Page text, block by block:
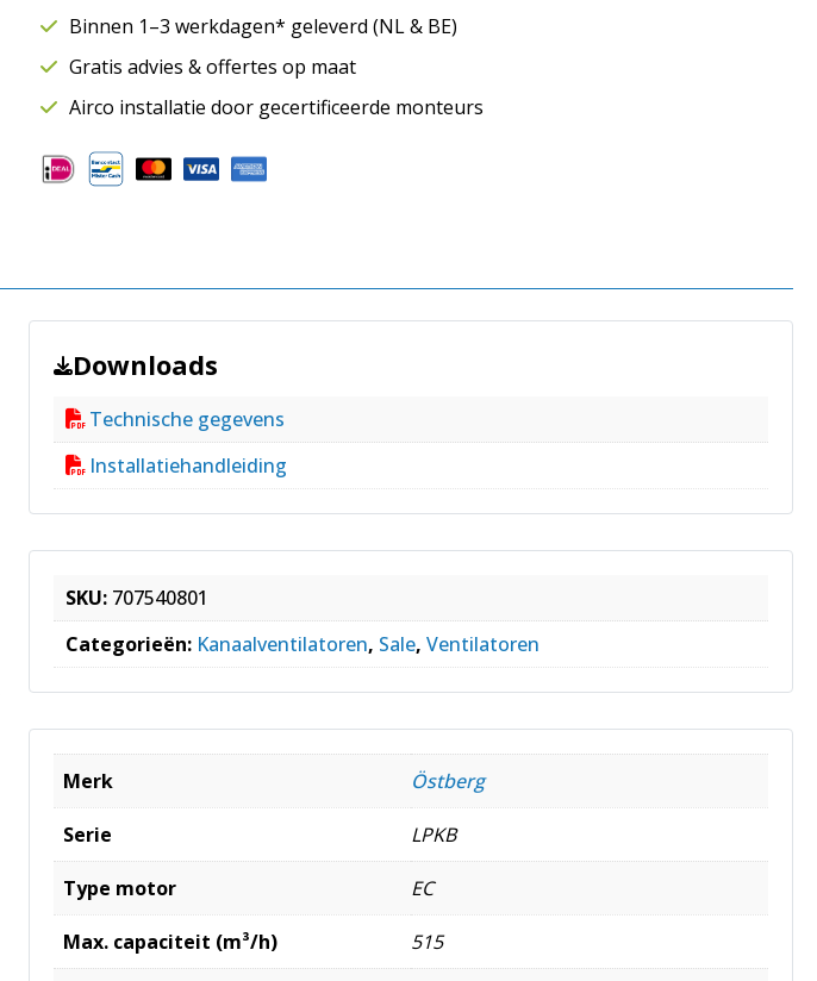
C1
kanaalventilator
Ø125
|
515
Binnen 1–3 werkdagen* geleverd (NL & BE)
Gratis advies & offertes op maat
Airco installatie door gecertificeerde monteurs
Downloads
Technische gegevens
Installatiehandleiding
SKU: 707540801
Categorieën: Kanaalventilatoren, Sale, Ventilatoren
Merk Östberg
Serie LPKB
Type motor EC
Max. capaciteit (m³/h) 515